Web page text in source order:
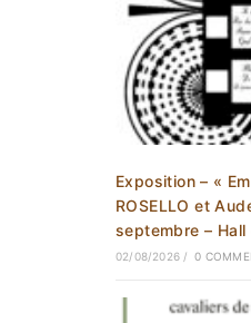
Exposition – «
ROSELLO et
septembre – Hall
02/08/2026 / 0